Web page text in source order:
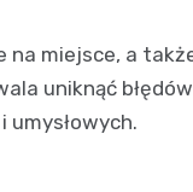
na miejsce, a
uniknąć
umysłowych.